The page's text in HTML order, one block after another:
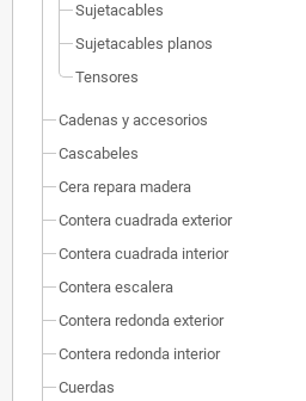
Sujetacables
Sujetacables planos
Tensores
Cadenas y accesorios
Cascabeles
Cera repara madera
Contera cuadrada exterior
Contera cuadrada interior
Contera escalera
Contera redonda exterior
Contera redonda interior
Cuerdas